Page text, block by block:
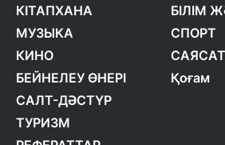
КІТАПХАНА
МУЗЫКА
КИНО
БЕЙНЕЛЕУ ӨНЕРІ
САЛТ-ДӘСТҮР
ТУРИЗМ
БІЛІМ
СПОРТ
САЯСАТ
Қоғам